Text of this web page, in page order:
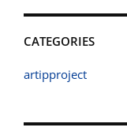
CATEGORIES
artipproject